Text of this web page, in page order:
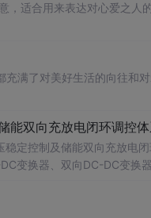
适合用来表达对心爱之人
满了对美好生活的向往和
双向充放电闭环调控体
定控制及储能双向充放电
变换器、双向DC-DC变换
突变等动态工况下维持母